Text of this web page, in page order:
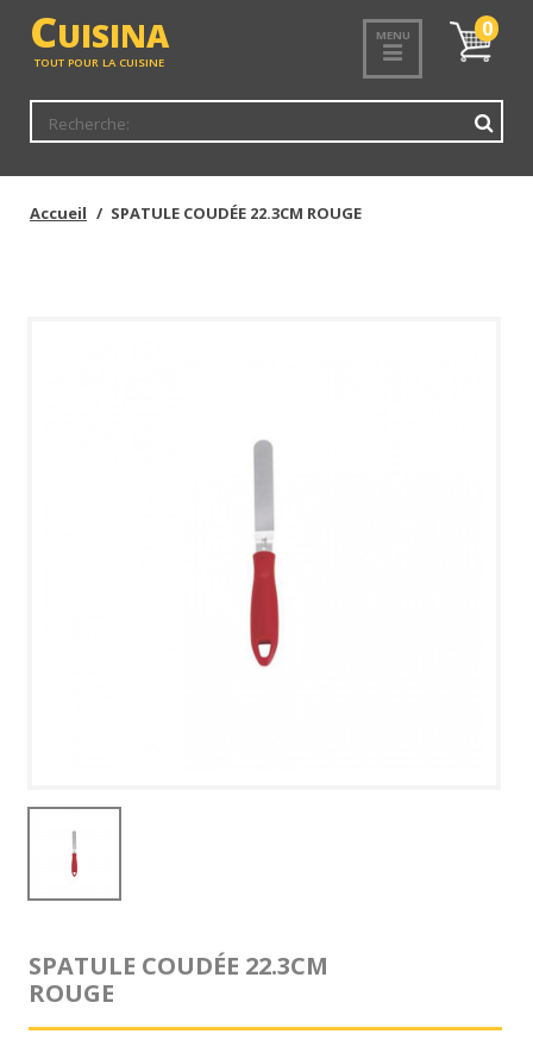
CUISINA
TOUT POUR LA CUISINE
MENU
Mon
panier
0
Accueil SPATULE COUDÉE 22.3CM ROUGE
SPATULE COUDÉE 22.3CM
ROUGE